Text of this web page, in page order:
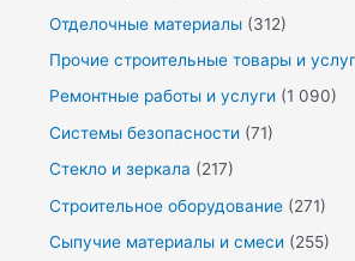
Отделочные материалы (312)
Прочие строительные товары и
Ремонтные работы и услуги (1 090)
Системы безопасности (71)
Стекло и зеркала (217)
Строительное оборудование (271)
Сыпучие материалы и смеси (255)